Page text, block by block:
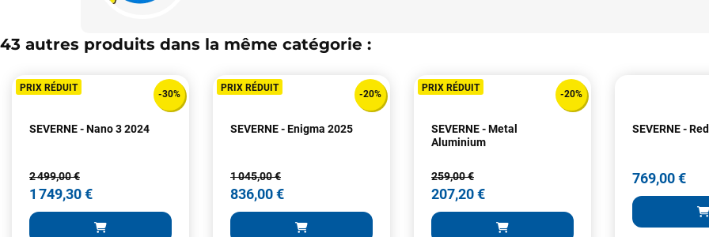
43 autres produits dans la même catégorie :
PRIX RÉDUIT
-30%
SEVERNE - Nano 3 2024
2 499,00 €
1 749,30 €
PRIX RÉDUIT
-20%
SEVERNE - Enigma 2025
1 045,00 €
836,00 €
PRIX RÉDUIT
-20%
SEVERNE - Metal
Aluminium
259,00 €
207,20 €
SEVERNE -
769,00 €